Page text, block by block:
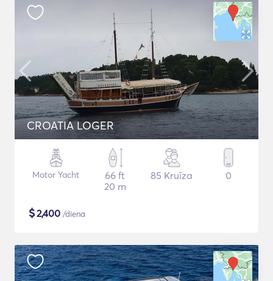
CROATIA LOGER
Motor Yacht
66 ft
20 m
85 Kruīza 0
$2,400 /diena